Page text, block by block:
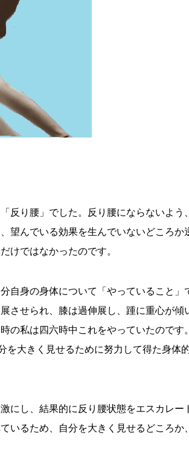
反り腰」でした。反り腰にならないよう、
望んでいる効果を生んでいないどころか
けではなかったのです。
自身の身体について「やっていること」
させられ、膝は過伸展し、踵に重心が傾
の私は四六時中これをやっていたのです。
を大きく見せるために努力して得た身体
にし、結果的に反り腰状態をエスカレー
いるため、自分を大きく見せるどころか、